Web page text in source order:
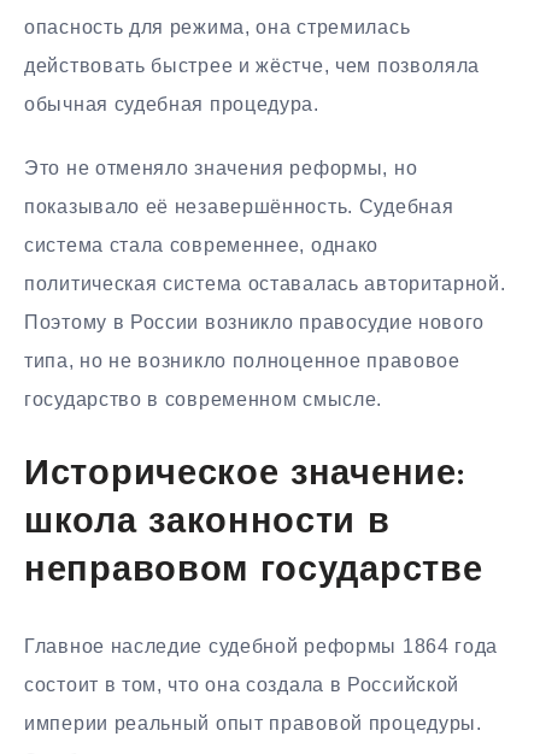
опасность для режима, она стремилась
действовать быстрее и жёстче, чем позволяла
обычная судебная процедура.
Это не отменяло значения реформы, но
показывало её незавершённость. Судебная
система стала современнее, однако
политическая система оставалась авторитарной.
Поэтому в России возникло правосудие нового
типа, но не возникло полноценное правовое
государство в современном смысле.
Историческое значение:
школа законности в
неправовом государстве
Главное наследие судебной реформы 1864 года
состоит в том, что она создала в Российской
империи реальный опыт правовой процедуры.